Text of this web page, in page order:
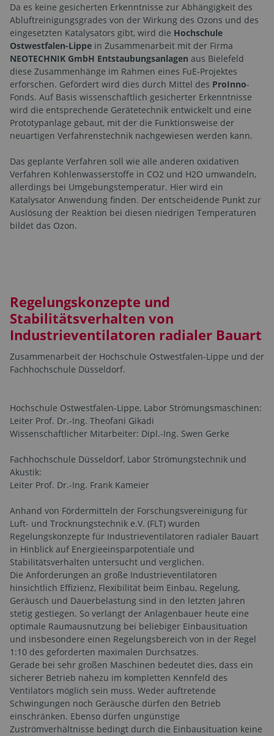
Da es keine gesicherten Erkenntnisse zur Abhängigkeit des
Abluftreinigungsgrades von der Wirkung des Ozons und des
eingesetzten Katalysators gibt, wird die Hochschule
Ostwestfalen-Lippe in Zusammenarbeit mit der Firma
NEOTECHNIK GmbH Entstaubungsanlagen aus Bielefeld
diese Zusammenhänge im Rahmen eines FuE-Projektes
erforschen. Gefördert wird dies durch Mittel des ProInno-
Fonds. Auf Basis wissenschaftlich gesicherter Erkenntnisse
wird die entsprechende Gerätetechnik entwickelt und eine
Prototypanlage gebaut, mit der die Funktionsweise der
neuartigen Verfahrenstechnik nachgewiesen werden kann.
Das geplante Verfahren soll wie alle anderen oxidativen
Verfahren Kohlenwasserstoffe in CO2 und H2O umwandeln,
allerdings bei Umgebungstemperatur. Hier wird ein
Katalysator Anwendung finden. Der entscheidende Punkt zur
Auslösung der Reaktion bei diesen niedrigen Temperaturen
bildet das Ozon.
Regelungskonzepte und
Stabilitätsverhalten von
Industrieventilatoren radialer Bauart
Zusammenarbeit der Hochschule Ostwestfalen-Lippe und der
Fachhochschule Düsseldorf.
Hochschule Ostwestfalen-Lippe, Labor Strömungsmaschinen:
Leiter Prof. Dr.-Ing. Theofani Gikadi
Wissenschaftlicher Mitarbeiter: Dipl.-Ing. Swen Gerke
Fachhochschule Düsseldorf, Labor Strömungstechnik und
Akustik:
Leiter Prof. Dr.-Ing. Frank Kameier
Anhand von Fördermitteln der Forschungsvereinigung für
Luft- und Trocknungstechnik e.V. (FLT) wurden
Regelungskonzepte für Industrieventilatoren radialer Bauart
in Hinblick auf Energieeinsparpotentiale und
Stabilitätsverhalten untersucht und verglichen.
Die Anforderungen an große Industrieventilatoren
hinsichtlich Effizienz, Flexibilität beim Einbau, Regelung,
Geräusch und Dauerbelastung sind in den letzten Jahren
stetig gestiegen. So verlangt der Anlagenbauer heute eine
optimale Raumausnutzung bei beliebiger Einbausituation
und insbesondere einen Regelungsbereich von in der Regel
1:10 des geforderten maximalen Durchsatzes.
Gerade bei sehr großen Maschinen bedeutet dies, dass ein
sicherer Betrieb nahezu im kompletten Kennfeld des
Ventilators möglich sein muss. Weder auftretende
Schwingungen noch Geräusche dürfen den Betrieb
einschränken. Ebenso dürfen ungünstige
Zuströmverhältnisse bedingt durch die Einbausituation keine